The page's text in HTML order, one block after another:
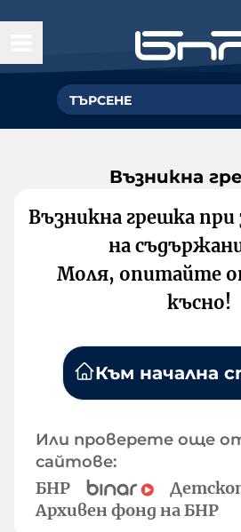
Възникна
Възникна грешка
на
Моля, опитайте
късно!
Към начална
Или проверете още
сайтове:
БНР
Архивен фонд на БНР